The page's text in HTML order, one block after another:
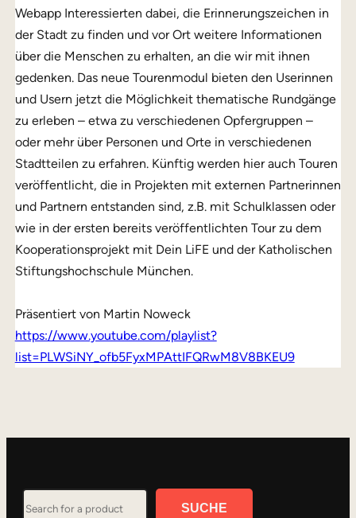
Webapp Interessierten dabei, die Erinnerungszeichen in
der Stadt zu finden und vor Ort weitere Informationen
über die Menschen zu erhalten, an die wir mit ihnen
gedenken. Das neue Tourenmodul bieten den Userinnen
und Usern jetzt die Möglichkeit thematische Rundgänge
zu erleben – etwa zu verschiedenen Opfergruppen –
oder mehr über Personen und Orte in verschiedenen
Stadtteilen zu erfahren. Künftig werden hier auch Touren
veröffentlicht, die in Projekten mit externen Partnerinnen
und Partnern entstanden sind, z.B. mit Schulklassen oder
wie in der ersten bereits veröffentlichten Tour zu dem
Kooperationsprojekt mit Dein LiFE und der Katholischen
Stiftungshochschule München.
Präsentiert von Martin Noweck
https://www.youtube.com/playlist?
list=PLWSiNY_ofb5FyxMPAttIFQRwM8V8BKEU9
SUCHE